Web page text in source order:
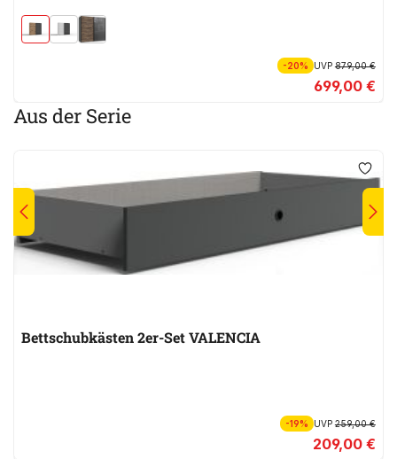
-20% UVP879,00 €
699,00 €
Aus der Serie
Bettschubkästen 2er-Set VALENCIA
-19% UVP259,00 €
209,00 €